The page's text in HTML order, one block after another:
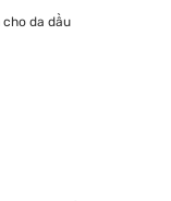
da dầu